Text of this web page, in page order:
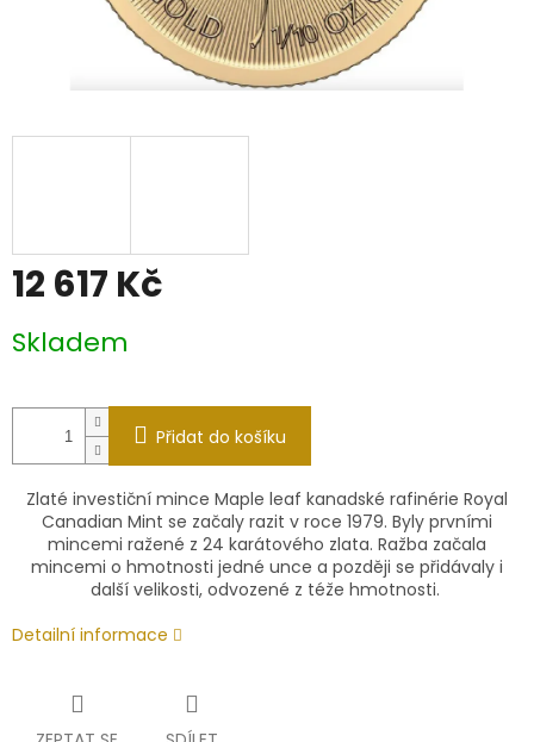
12 617 Kč
cena:
Skladem
Přidat do košíku
Zlaté investiční mince Maple leaf kanadské rafinérie Royal
Canadian Mint se začaly razit v roce 1979. Byly prvními
mincemi ražené z 24 karátového zlata. Ražba začala
mincemi o hmotnosti jedné unce a později se přidávaly i
další velikosti, odvozené z téže hmotnosti.
Detailní informace